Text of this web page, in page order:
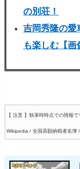
の別荘！
吉岡秀隆の愛
も楽しむ【画
【 注意 】執筆時時点での情報
Wikipedia / 全国高額納税者名簿